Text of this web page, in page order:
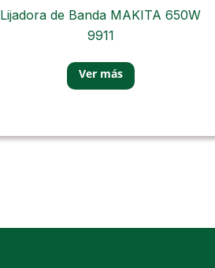
Lijadora de Banda MAKITA 650W
9911